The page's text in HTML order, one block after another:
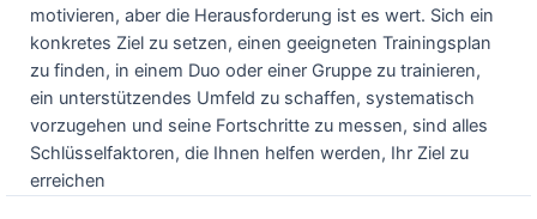
motivieren, aber die Herausforderung ist es wert. Sich ein
konkretes Ziel zu setzen, einen geeigneten Trainingsplan
zu finden, in einem Duo oder einer Gruppe zu trainieren,
ein unterstützendes Umfeld zu schaffen, systematisch
vorzugehen und seine Fortschritte zu messen, sind alles
Schlüsselfaktoren, die Ihnen helfen werden, Ihr Ziel zu
erreichen